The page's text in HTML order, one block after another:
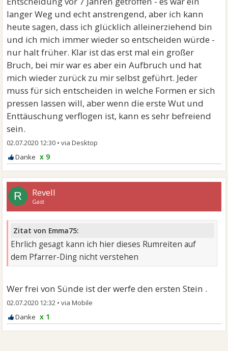
langer Weg und echt anstrengend, aber ich kann
heute sagen, dass ich glücklich alleinerziehend bin
und ich mich immer wieder so entscheiden würde -
nur halt früher. Klar ist das erst mal ein großer
Bruch, bei mir war es aber ein Aufbruch und hat
mich wieder zurück zu mir selbst geführt. Jeder
muss für sich entscheiden in welche Formen er sich
pressen lassen will, aber wenn die erste Wut und
Enttäuschung verflogen ist, kann es sehr befreiend
sein.
02.07.2020 12:30 •
x 9
R Revell
Gast
Zitat von Emma75:
Ehrlich gesagt kann ich hier dieses Rumreiten auf
dem Pfarrer-Ding nicht verstehen
Wer frei von Sünde ist der werfe den ersten Stein .
02.07.2020 12:32 •
x 1